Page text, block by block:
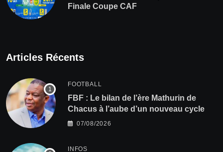
Finale Coupe CAF
Articles Récents
FOOTBALL
FBF : Le bilan de l’ère Mathurin de
Chacus à l’aube d’un nouveau cycle
07/08/2026
INFOS